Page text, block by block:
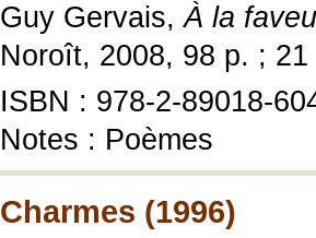
Guy Gervais,À la
Noroît, 2008, 98 p. ; 21
ISBN : 978-2-89018-
Notes : Poèmes
Charmes (1996)